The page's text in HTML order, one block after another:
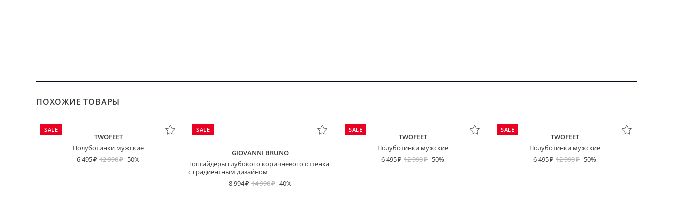
ПОХОЖИЕ ТОВАРЫ
SALE
TWOFEET
Полуботинки мужские
6 495
12 990 -50%
SALE
GIOVANNI BRUNO
Топсайдеры глубокого коричневого оттенка
с градиентным дизайном
8 994
14 990 -40%
SALE
TWOFEET
Полуботинки мужские
6 495
12 990 -50%
SALE
TWOFEET
Полуботинки мужские
6 495
12 990 -50%